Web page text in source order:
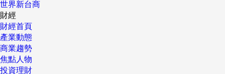
世界新台商
財經
財經首頁
產業動態
商業趨勢
焦點人物
投資理財